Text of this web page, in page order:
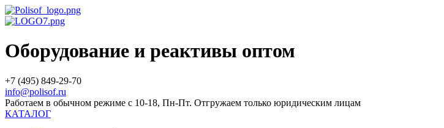
Оборудование и реактивы оптом
+7 (495) 849-29-70
info@polisof.ru
Работаем в обычном режиме с 10-18, Пн-Пт. Отгружаем только юридическим лицам
КАТАЛОГ